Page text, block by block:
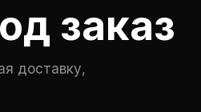
КИТАЙ
BYD
заказ
доставку,